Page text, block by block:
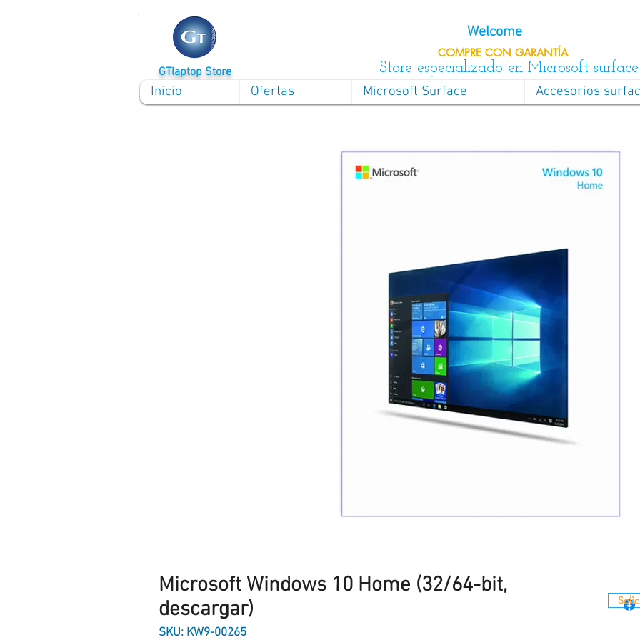
GTlaptop Store
Welcome
COMPRE CON GARANTÍA
Store especializado en Microsoft surface
Inicio
Ofertas Microsoft Surface Accesorios
Microsoft Windows 10 Home (32/64-bit,
descargar)
SKU: KW9-00265